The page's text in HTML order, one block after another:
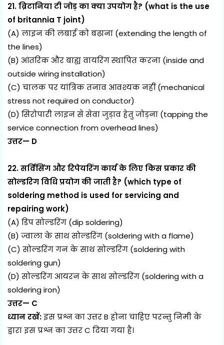
21. ब्रिटानिया टी जोड़ का क्या उपयोग है? (what is the use
of britannia T joint)
(A) लाइन की लंबाई को बढ़ाना (extending the length of
the lines)
(B) आंतरिक और बाह्य वायरिंग स्थापित करना (inside and
outside wiring installation)
(C) चालक पर यांत्रिक तनाव आवश्यक नहीं (mechanical
stress not required on conductor)
(D) सिरोपारी लाइन से सेवा जुड़ाव हेतु जोड़ना (tapping the
service connection from overhead lines)
उत्तर— D
22. सर्विसिंग और रिपेयरिंग कार्य के लिए किस प्रकार की
सोल्डरिग विधि प्रयोग की जाती है? (which type of
soldering method is used for servicing and
repairing work)
(A) डिप सोल्डरिंग (dip soldering)
(B) ज्वाला के साथ सोल्डरिंग (soldering with a flame)
(C) सोल्डरिंग गन के साथ सोल्डरिंग (soldering with
soldering gun)
(D) सोल्डरिंग आयरन के साथ सोल्डरिंग (soldering with a
soldering iron)
उत्तर— C
ध्यान रखें:इस प्रश्न का उत्तर B होना चाहिए परन्तु निमी के
द्वारा इस प्रश्न का उत्तर C दिया गया है।